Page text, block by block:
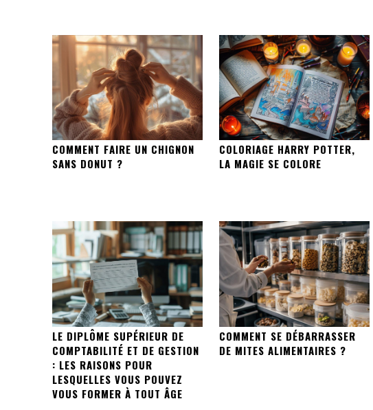
COMMENT FAIRE UN CHIGNON
SANS DONUT ?
COLORIAGE HARRY POTTER,
LA MAGIE SE COLORE
LE DIPLÔME SUPÉRIEUR DE
COMPTABILITÉ ET DE GESTION
: LES RAISONS POUR
LESQUELLES VOUS POUVEZ
VOUS FORMER À TOUT ÂGE
COMMENT SE DÉBARRASSER
DE MITES ALIMENTAIRES ?